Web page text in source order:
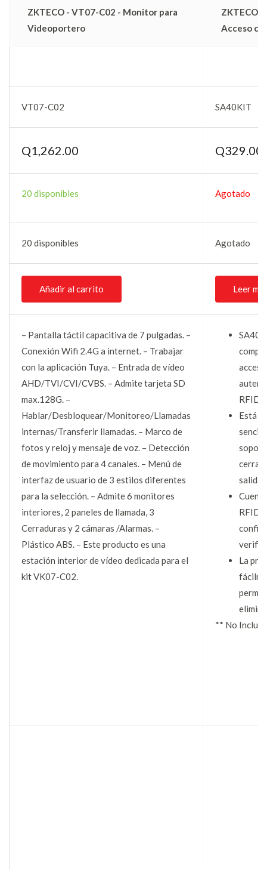
ZKTECO - VT07-C02 - Monitor para
Videoportero
ZKTECO -
Acceso
VT07-C02 SA40KIT
Q1,262.00 Q329.00
20 disponibles Agotado
20 disponibles Agotado
Añadir al carrito Leer
– Pantalla táctil capacitiva de 7 pulgadas. –
Conexión Wifi 2.4G a internet. – Trabajar
con la aplicación Tuya. – Entrada de vídeo
AHD/TVI/CVI/CVBS. – Admite tarjeta SD
max.128G. –
Hablar/Desbloquear/Monitoreo/Llamadas
internas/Transferir llamadas. – Marco de
fotos y reloj y mensaje de voz. – Detección
de movimiento para 4 canales. – Menú de
interfaz de usuario de 3 estilos diferentes
para la selección. – Admite 6 monitores
interiores, 2 paneles de llamada, 3
Cerraduras y 2 cámaras /Alarmas. –
Plástico ABS. – Este producto es una
estación interior de vídeo dedicada para el
kit VK07-C02.
SA40
RFID.
Está
salida,
RFID
La
** No